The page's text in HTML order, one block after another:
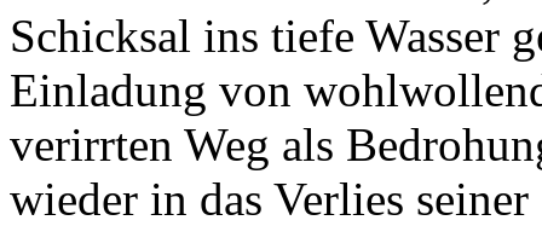
Schicksal ins tiefe Wasser
Einladung von
verirrten Weg als
wieder in das Verlies